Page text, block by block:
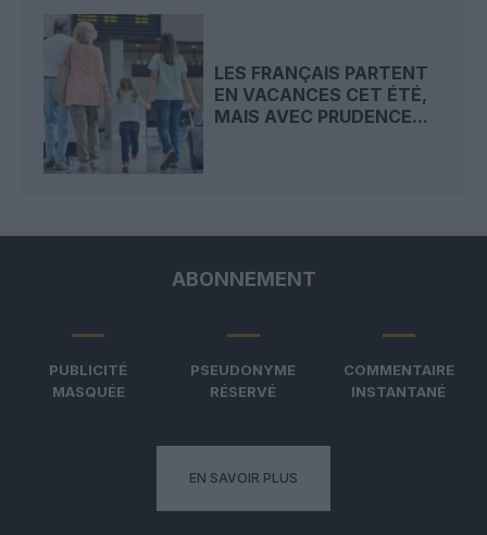
LES FRANÇAIS PARTENT
EN VACANCES CET ÉTÉ,
MAIS AVEC PRUDENCE...
ABONNEMENT
PUBLICITÉ
MASQUÉE
PSEUDONYME
RÉSERVÉ
COMMENTAIRE
INSTANTANÉ
EN SAVOIR PLUS